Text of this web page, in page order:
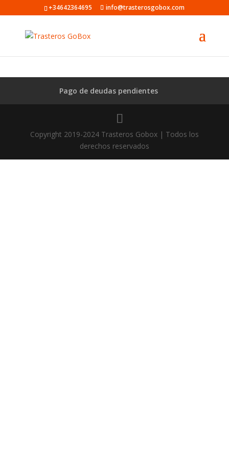
+34642364695 info@trasterosgobox.com
Pago de deudas pendientes
Copyright 2019-2024 Trasteros Gobox | Todos los
derechos reservados